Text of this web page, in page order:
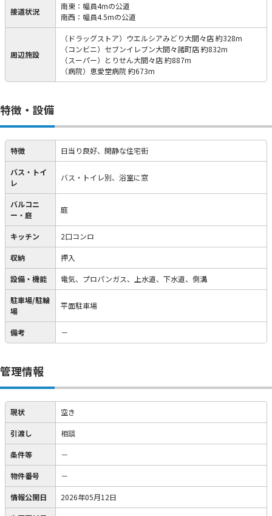
接道状況
南東：幅員4mの公道
南西：幅員4.5mの公道
周辺施設
（ドラッグストア）ウエルシアみどり大間々店 約328m
（コンビニ）セブンイレブン大間々諸町店 約832m
（スーパー）とりせん大間々店 約887m
（病院）恵愛堂病院 約673m
特徴・設備
特徴 日当り良好、閑静な住宅街
バス・トイ
レ
バス・トイレ別、浴室に窓
バルコニ
ー・庭
庭
キッチン 2口コンロ
収納 押入
設備・機能 電気、プロパンガス、上水道、下水道、側溝
駐車場/駐輪
場
平面駐車場
備考 －
管理情報
現状 空き
引渡し 相談
条件等 －
物件番号 －
情報公開日 2026年05月12日